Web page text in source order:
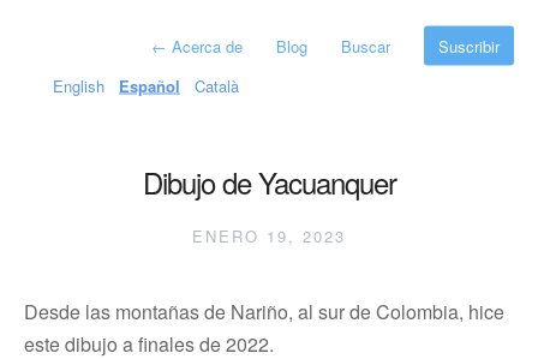
← Acerca de Blog Buscar
Suscribir
English
Español Català
Dibujo de Yacuanquer
ENERO 19, 2023
Desde las montañas de Nariño, al sur de Colombia, hice
este dibujo a finales de 2022.